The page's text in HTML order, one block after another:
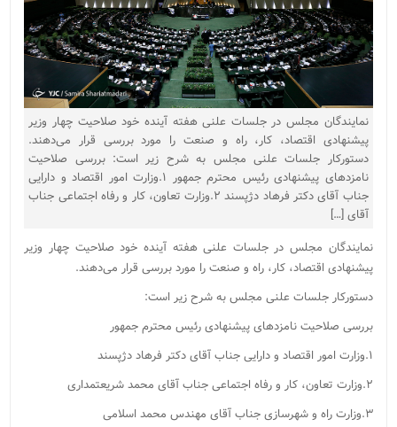
نمایندگان مجلس در جلسات علنی هفته آینده خود صلاحیت چهار وزیر
پیشنهادی اقتصاد، کار، راه و صنعت را مورد بررسی قرار می‌دهند.
دستورکار جلسات علنی مجلس به شرح زیر است: بررسی صلاحیت
نامزدهای پیشنهادی رئیس محترم جمهور ۱.وزارت امور اقتصاد و دارایی
جناب آقای دکتر فرهاد دژپسند ۲.وزارت تعاون، کار و رفاه اجتماعی جناب
آقای […]
نمایندگان مجلس در جلسات علنی هفته آینده خود صلاحیت چهار وزیر
پیشنهادی اقتصاد، کار، راه و صنعت را مورد بررسی قرار می‌دهند.
دستورکار جلسات علنی مجلس به شرح زیر است:
بررسی صلاحیت نامزدهای پیشنهادی رئیس محترم جمهور
۱.وزارت امور اقتصاد و دارایی جناب آقای دکتر فرهاد دژپسند
۲.وزارت تعاون، کار و رفاه اجتماعی جناب آقای محمد شریعتمداری
۳.وزارت راه و شهرسازی جناب آقای مهندس محمد اسلامی